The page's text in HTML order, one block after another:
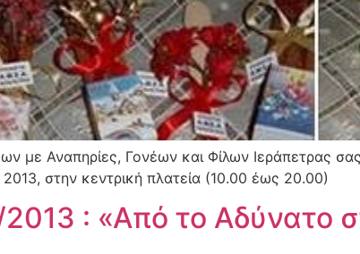
Αναπηρίες, Γονέων και Φίλων Ιεράπετρας σας
στην κεντρική πλατεία (10.00 έως 20.00)
: «Από το Αδύνατο